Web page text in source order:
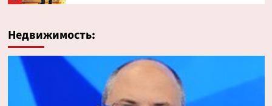
Криптовалюта
токенизированных акциях
Криптовалюта
Недвижимость: